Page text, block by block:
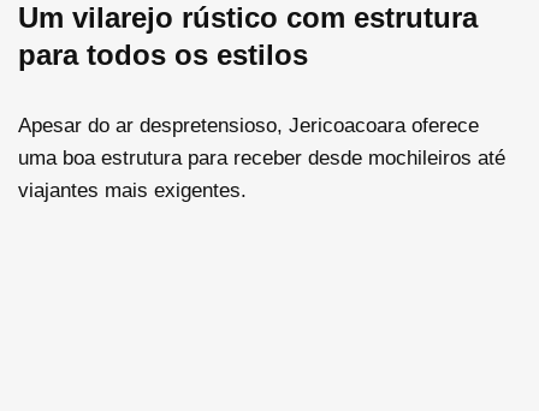
Um vilarejo rústico com estrutura
para todos os estilos
Apesar do ar despretensioso, Jericoacoara oferece
uma boa estrutura para receber desde mochileiros até
viajantes mais exigentes.